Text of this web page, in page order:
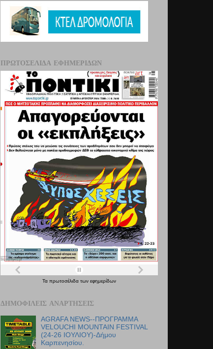
ΠΡΩΤΟΣΈΛΙΔΑ ΕΦΗΜΕΡΊΔΩΝ
Τα πρωτοσέλιδα των εφημερίδων
ΔΗΜΟΦΙΛΕΊΣ ΑΝΑΡΤΉΣΕΙΣ
AGRAFA NEWS--ΠΡΟΓΡΑΜΜΑ
VELOUCHI MOUNTAIN FESTIVAL
(24-26 ΙΟΥΛΙΟΥ)-Δήμου
Καρπενησίου.